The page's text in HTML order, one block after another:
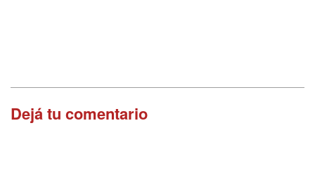
Dejá tu comentario